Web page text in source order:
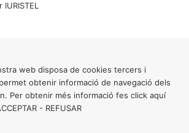
IURISTEL
web disposa de cookies tercers i
obtenir informació de navegació dels
Per obtenir més informació fes click aquí
- REFUSAR